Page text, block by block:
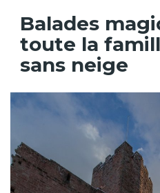
Balades
toute la
sans neige